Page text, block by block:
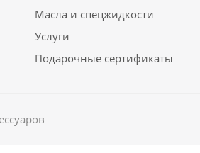
Масла и спецжидкости
Услуги
Подарочные сертификаты